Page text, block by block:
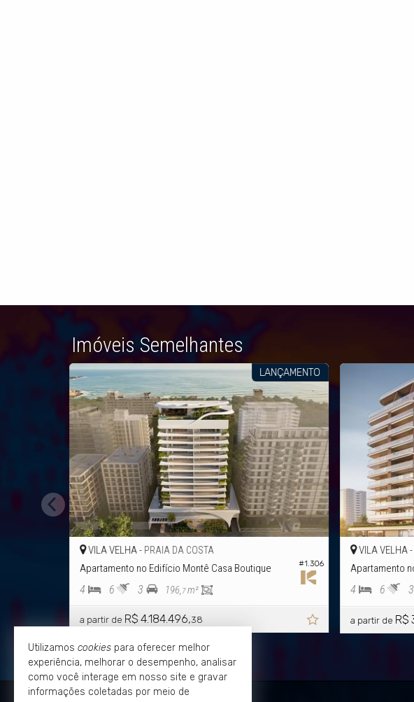
Imóveis Semelhantes
#1.184
PRAIA DA COSTA
no Edifício Arti Design Living
197, m²
PRAIA DA COSTA
Apartamento
Utilizamos cookies para oferecer melhor
experiência, melhorar o desempenho, analisar
como você interage em nosso site e gravar
informações coletadas por meio de